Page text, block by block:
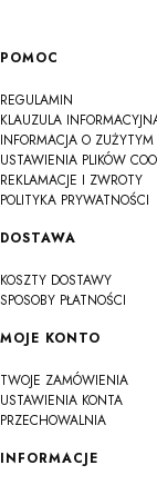
Linki w stopce
POMOC
REGULAMIN
KLAUZULA
INFORMACJA O
USTAWIENIA PLIKÓW
REKLAMACJE I ZWROTY
POLITYKA PRYWATNOŚCI
DOSTAWA
KOSZTY DOSTAWY
SPOSOBY PŁATNOŚCI
MOJE KONTO
TWOJE ZAMÓWIENIA
USTAWIENIA KONTA
PRZECHOWALNIA
INFORMACJE